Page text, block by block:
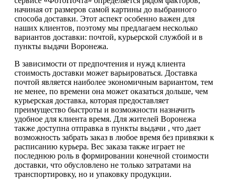
начиная от размеров самой картины до выбранного
способа доставки. Этот аспект особенно важен для
наших клиентов, поэтому мы предлагаем несколько
вариантов доставки: почтой, курьерской службой и в
пункты выдачи Воронежа.
В зависимости от предпочтения и нужд клиента
стоимость доставки может варьироваться. Доставка
почтой является наиболее экономичным вариантом, тем
не менее, по времени она может оказаться дольше, чем
курьерская доставка, которая предоставляет
преимущество быстроты и возможности назначить
удобное для клиента время. Для жителей Воронежа
также доступна отправка в пункты выдачи , что дает
возможность забрать заказ в любое время без привязки к
расписанию курьера. Вес заказа также играет не
последнюю роль в формировании конечной стоимости
доставки, что обусловлено не только затратами на
транспортировку, но и упаковку продукции.